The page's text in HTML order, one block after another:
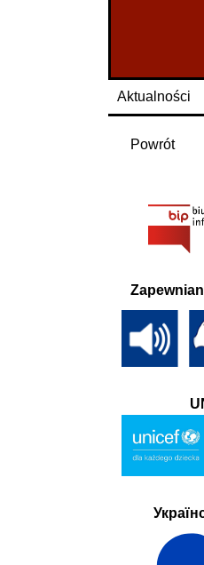
Aktualności
Powrót